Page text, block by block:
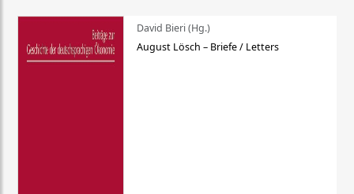
David Bieri (Hg.)
August Lösch – Briefe / Letters